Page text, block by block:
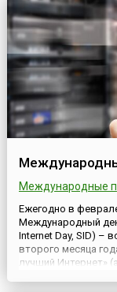
Международные
Ежегодно в
Международный
Internet Day, SID) –
второго месяца
лучший Интернет»